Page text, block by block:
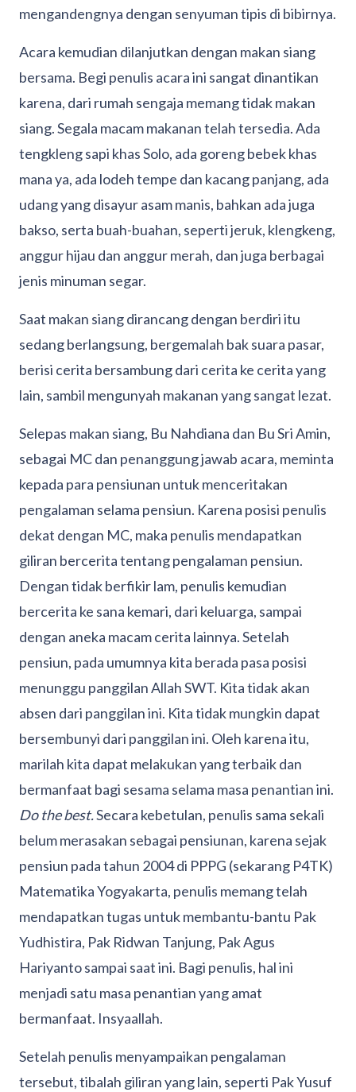
mengandengnya dengan senyuman tipis di bibirnya.
Acara kemudian dilanjutkan dengan makan siang
bersama. Begi penulis acara ini sangat dinantikan
karena, dari rumah sengaja memang tidak makan
siang. Segala macam makanan telah tersedia. Ada
tengkleng sapi khas Solo, ada goreng bebek khas
mana ya, ada lodeh tempe dan kacang panjang, ada
udang yang disayur asam manis, bahkan ada juga
bakso, serta buah-buahan, seperti jeruk, klengkeng,
anggur hijau dan anggur merah, dan juga berbagai
jenis minuman segar.
Saat makan siang dirancang dengan berdiri itu
sedang berlangsung, bergemalah bak suara pasar,
berisi cerita bersambung dari cerita ke cerita yang
lain, sambil mengunyah makanan yang sangat lezat.
Selepas makan siang, Bu Nahdiana dan Bu Sri Amin,
sebagai MC dan penanggung jawab acara, meminta
kepada para pensiunan untuk menceritakan
pengalaman selama pensiun. Karena posisi penulis
dekat dengan MC, maka penulis mendapatkan
giliran bercerita tentang pengalaman pensiun.
Dengan tidak berfikir lam, penulis kemudian
bercerita ke sana kemari, dari keluarga, sampai
dengan aneka macam cerita lainnya. Setelah
pensiun, pada umumnya kita berada pasa posisi
menunggu panggilan Allah SWT. Kita tidak akan
absen dari panggilan ini. Kita tidak mungkin dapat
bersembunyi dari panggilan ini. Oleh karena itu,
marilah kita dapat melakukan yang terbaik dan
bermanfaat bagi sesama selama masa penantian ini.
Do the best.Secara kebetulan, penulis sama sekali
belum merasakan sebagai pensiunan, karena sejak
pensiun pada tahun 2004 di PPPG (sekarang P4TK)
Matematika Yogyakarta, penulis memang telah
mendapatkan tugas untuk membantu-bantu Pak
Yudhistira, Pak Ridwan Tanjung, Pak Agus
Hariyanto sampai saat ini. Bagi penulis, hal ini
menjadi satu masa penantian yang amat
bermanfaat. Insyaallah.
Setelah penulis menyampaikan pengalaman
tersebut, tibalah giliran yang lain, seperti Pak Yusuf